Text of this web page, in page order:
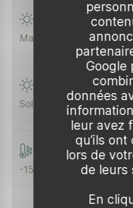
Mai–Juin
Soleil / Mi-ombre
Rusticité
-15 °C
Google
données
leur avez
qu’ils
lors de
de leurs
En